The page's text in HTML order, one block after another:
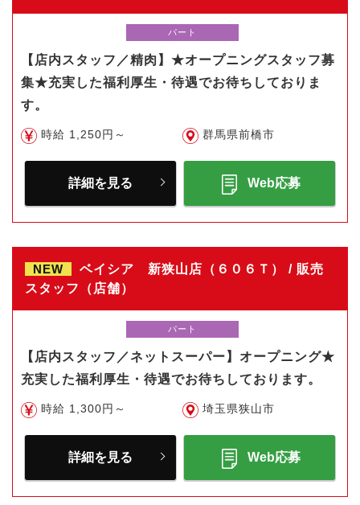
パート
【店内スタッフ／精肉】★オープニングスタッフ募
集★充実した福利厚生・待遇でお待ちしておりま
す。
時給 1,250円～ 群馬県前橋市
詳細を見る Web応募
NEW
ベイシア 新狭山店（６０６Ｔ） / 販売
スタッフ（店舗）
パート
【店内スタッフ／ネットスーパー】オープニング★
充実した福利厚生・待遇でお待ちしております。
時給 1,300円～ 埼玉県狭山市
詳細を見る Web応募